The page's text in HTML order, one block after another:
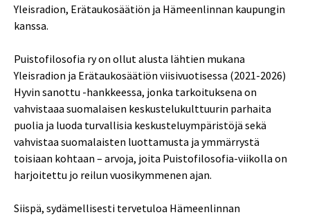
Yleisradion, Erätaukosäätiön ja Hämeenlinnan kaupungin
kanssa.
Puistofilosofia ry on ollut alusta lähtien mukana
Yleisradion ja Erätaukosäätiön viisivuotisessa (2021-2026)
Hyvin sanottu -hankkeessa, jonka tarkoituksena on
vahvistaaa suomalaisen keskustelukulttuurin parhaita
puolia ja luoda turvallisia keskusteluympäristöjä sekä
vahvistaa suomalaisten luottamusta ja ymmärrystä
toisiaan kohtaan – arvoja, joita Puistofilosofia-viikolla on
harjoitettu jo reilun vuosikymmenen ajan.
Siispä, sydämellisesti tervetuloa Hämeenlinnan